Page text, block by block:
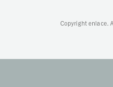
Copyright enlace.